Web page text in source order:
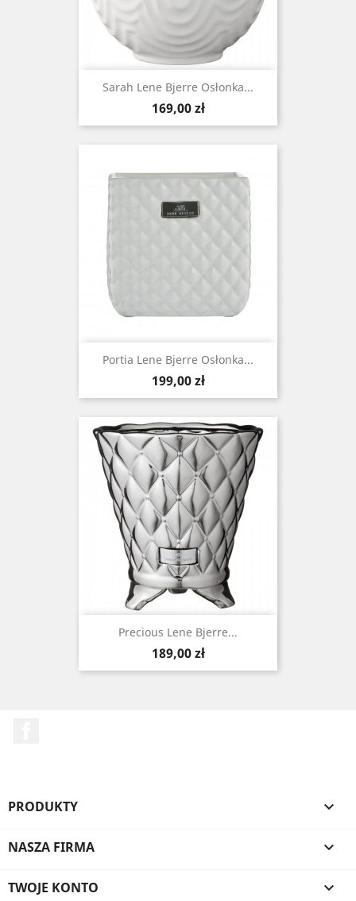
Sarah Lene Bjerre Osłonka...
Cena
169,00 zł
Portia Lene Bjerre Osłonka...
Cena
199,00 zł
Precious Lene Bjerre...
Cena
189,00 zł
PRODUKTY 
NASZA FIRMA 
TWOJE KONTO 